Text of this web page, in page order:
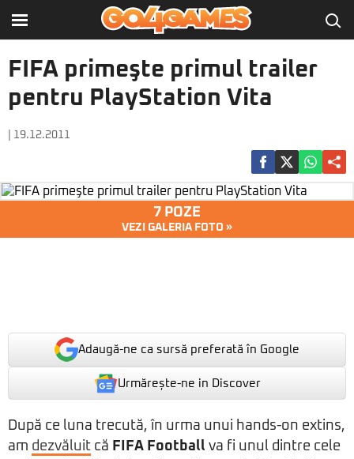
FIFA primeşte primul trailer
pentru PlayStation Vita
| 19.12.2011
7 POZE
VEZI GALERIA FOTO »
Adaugă-ne ca sursă preferată în Google
Urmărește-ne in Discover
După ce luna trecută, în urma unui hands-on extins,
am dezvăluit că FIFA Football va fi unul dintre cele